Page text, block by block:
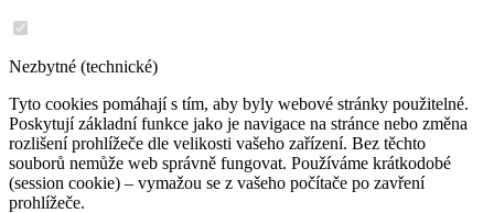
Nezbytné (technické)
Tyto cookies pomáhají s tím, aby byly webové stránky použitelné.
Poskytují základní funkce jako je navigace na stránce nebo změna
rozlišení prohlížeče dle velikosti vašeho zařízení. Bez těchto
souborů nemůže web správně fungovat. Používáme krátkodobé
(session cookie) – vymažou se z vašeho počítače po zavření
prohlížeče.